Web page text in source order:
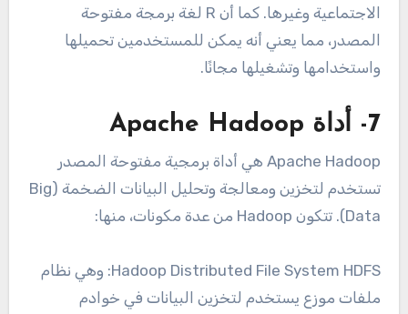
الاجتماعية وغيرها. كما أن R لغة برمجة مفتوحة
المصدر، مما يعني أنه يمكن للمستخدمين تحميلها
واستخدامها وتشغيلها مجانًا.
7- أداة Apache Hadoop
Apache Hadoop هي أداة برمجية مفتوحة المصدر
تستخدم لتخزين ومعالجة وتحليل البيانات الضخمة (Big
Data). تتكون Hadoop من عدة مكونات، منها:
Hadoop Distributed File System HDFS: وهي نظام
ملفات موزع يستخدم لتخزين البيانات في خوادم